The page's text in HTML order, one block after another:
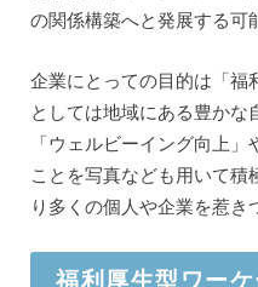
の関係構築へと発展する可
企業にとっての目的は「福
としては地域にある豊か
「ウェルビーイング向上
ことを写真なども用いて積
り多くの個人や企業を惹き
福利厚生型ワー